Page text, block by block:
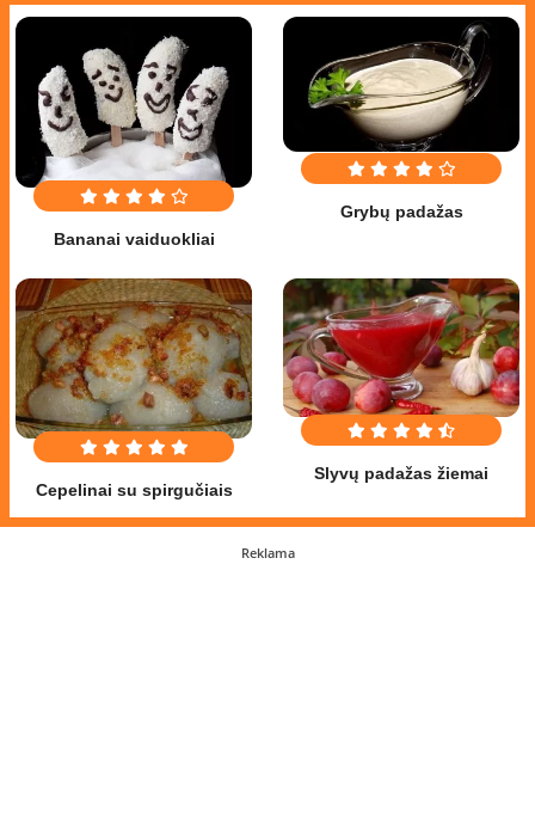
Bananai vaiduokliai
Grybų padažas
Cepelinai su spirgučiais
Slyvų padažas žiemai
Reklama